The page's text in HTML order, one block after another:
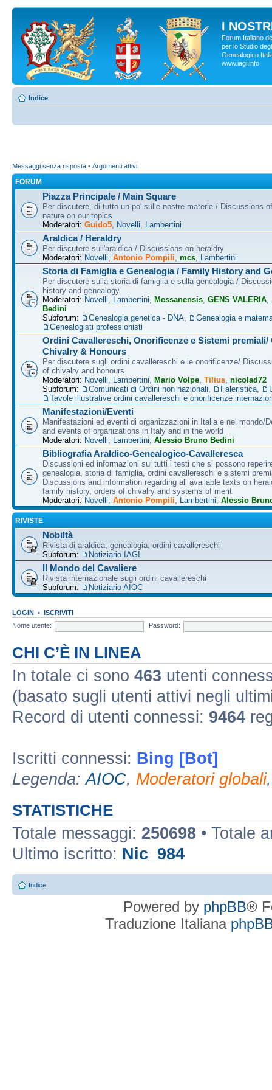
I
Forum Italiano
per lo Studio
Genealogico
www.iagi.info
Indice
Messaggi senza risposta • Argomenti attivi
FORUM
Piazza Principale / Main Square
Per discutere, di tutto un po' sulle nostre materie / Discussions
nature on our topics
Moderatori: Guido5 Novelli Lambertini
Araldica / Heraldry
Per discutere sull'araldica / Discussions on heraldry
Moderatori: Novelli Antonio Pompili mcs Lambertini
Storia di Famiglia e Genealogia / Family History and
Per discutere sulla storia di famiglia e sulla genealogia /
history and genealogy
Moderatori: Novelli Lambertini Messanensis GENS VALERIA
Bedini
Subforum:
Genealogia genetica - DNA
Genealogia e
Genealogisti professionisti
Ordini Cavallereschi, Onorificenze e Sistemi premiali/
Chivalry & Honours
Per discutere sugli ordini cavallereschi e le onorificenze/
of chivalry and honours
Moderatori: Novelli Lambertini Mario Volpe Tilius nicolad72
Subforum:
Comunicati di Ordini non nazionali Faleristica
Tavole illustrative ordini cavallereschi e onorificenze
Manifestazioni/Eventi
Manifestazioni ed eventi di organizzazioni in Italia e nel mondo/
and events of organizations in Italy and in the world
Moderatori: Novelli Lambertini Alessio Bruno Bedini
Bibliografia Araldico-Genealogico-Cavalleresca
Discussioni ed informazioni sui tutti i testi che si possono
genealogia, storia di famiglia, ordini cavallereschi e sistemi
Discussions and information regarding all available texts on
family history, orders of chivalry and systems of merit
Moderatori: Novelli Antonio Pompili Lambertini Alessio
RIVISTE
Nobiltà
Rivista di araldica, genealogia, ordini cavallereschi
Subforum:
Notiziario IAGI
Il Mondo del Cavaliere
Rivista internazionale sugli ordini cavallereschi
Subforum:
Notiziario AIOC
LOGIN • ISCRIVITI
Nome utente:
Password:
CHI C’È IN LINEA
In totale ci sono 463 utenti
(basato sugli utenti attivi negli
Record di utenti connessi: 9464
Iscritti connessi: Bing [Bot]
Legenda:AIOC, Moderatori globali
STATISTICHE
Totale messaggi: 250698 • Totale
Ultimo iscritto: Nic_984
Indice
Powered by phpBB®
Traduzione Italiana